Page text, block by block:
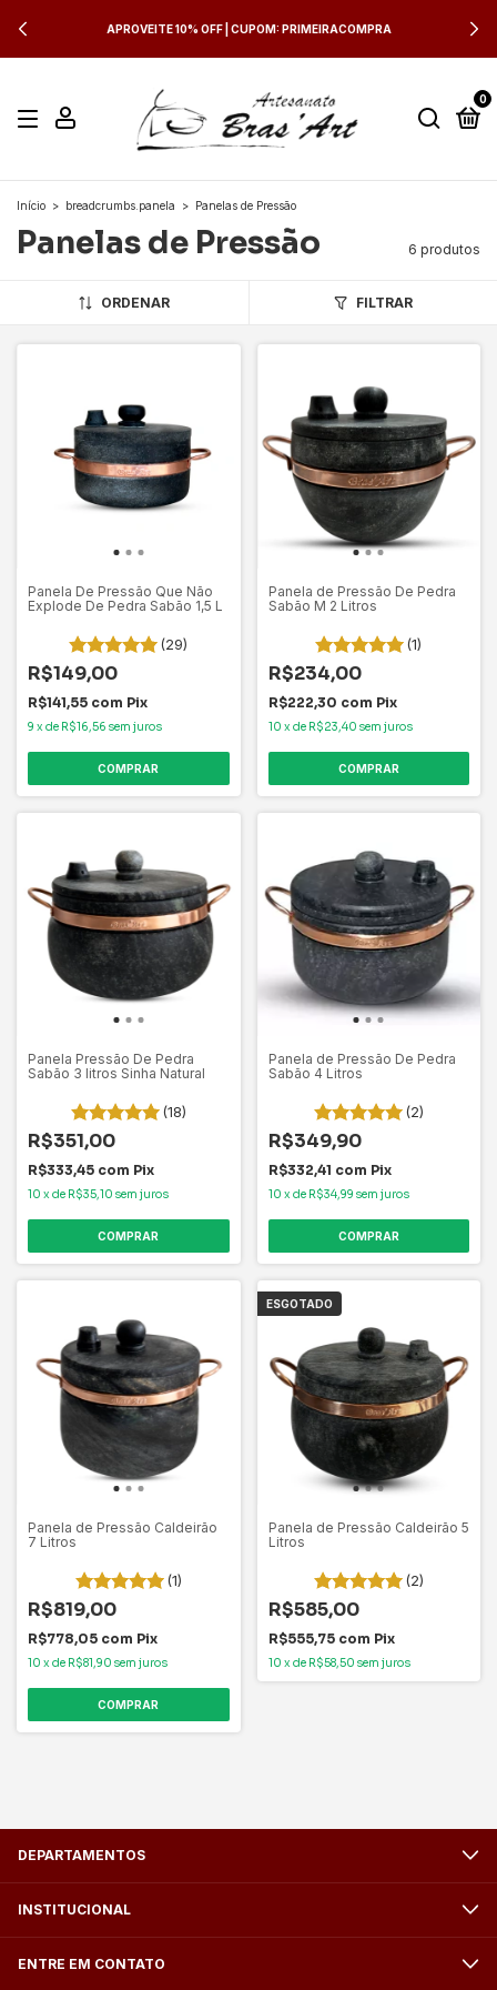
APROVEITE 10% OFF | CUPOM: PRIMEIRACOMPRA
0
Início > breadcrumbs.panela > Panelas de Pressão
Panelas de Pressão 6 produtos
ORDENAR FILTRAR
Panela De Pressão Que Não
Explode De Pedra Sabão 1,5 L
(29)
R$149,00
R$141,55 com Pix
9 x de R$16,56 sem juros
Panela de Pressão De Pedra
Sabão M 2 Litros
(1)
R$234,00
R$222,30 com Pix
10 x de R$23,40 sem juros
Panela Pressão De Pedra
Sabão 3 litros Sinha Natural
(18)
R$351,00
R$333,45 com Pix
10 xde R$35,10 sem juros
COMPRAR
Panela de Pressão De Pedra
Sabão 4 Litros
(2)
R$349,90
R$332,41 com Pix
10 xde R$34,99 sem juros
Panela de Pressão Caldeirão
7 Litros
(1)
R$819,00
R$778,05 com Pix
10 x de R$81,90 sem juros
COMPRAR
ESGOTADO
Panela de Pressão Caldeirão 5
Litros
(2)
R$585,00
R$555,75 com Pix
10 x de R$58,50 sem juros
DEPARTAMENTOS
INSTITUCIONAL
ENTRE EM CONTATO